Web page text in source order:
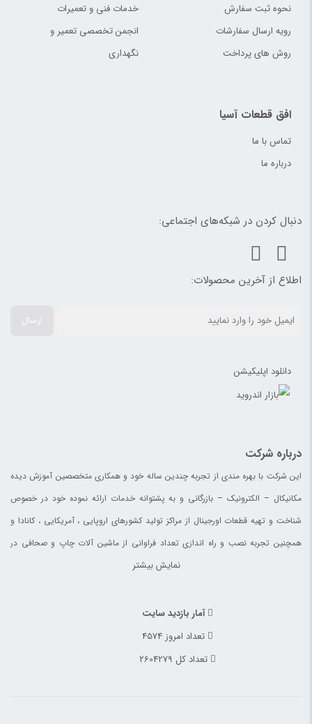
نحوه ثبت سفارش
رویه ارسال سفارشات
روش های پرداخت
خدمات فنی و تعمیرات
انجمن تخصصی تعمیر و
نگهداری
افق قطعات آسیا
تماس با ما
درباره ما
دنبال کردن در شبکه‌های اجتماعی:
اطلاع از آخرین محصولات:
ارسال
دانلود اپلیکیشن
درباره شرکت
این شرکت با بهره مندی از تجربه چندین ساله خود و همکاری متخصصین آموزش دیده
مکانیکال – الکترونیک – بازرگانی و به پشتوانه خدمات ارائه نموده خود در خصوص
شناخت و تهیه قطعات اورجینال از مراکز تولید کشورهای اروپایی ، آمریکایی ، کانادا و
همچنین تجربه نصب و راه اندازی تعداد فراوانی از ماشین آلات چاپ و صحافی در
چاپخانه های ایران ، افغانستان ، آلمان و کانادا خدمات خود را با نام تجاری افق قطعات
نمایش بیشتر
آمار بازدید سایت
تعداد امروز 4574
تعداد کل 2604279